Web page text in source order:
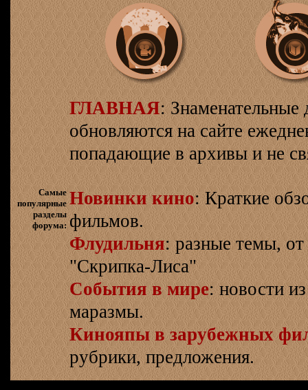
ГЛАВНАЯ: Знаменательные
обновляются на сайте
попадающие в архивы и не
Самые
популярные
разделы
форума:
Новинки кино: Краткие
фильмов.
Флудильня: разные темы,
"Скрипка-Лиса"
События в мире: новости
маразмы.
Кинояпы в зарубежных
рубрики, предложения.